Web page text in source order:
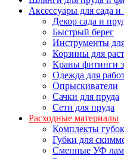
Аксессуары для сада и
Декор сада и
Быстрый берег
Инструменты
Корзины для
Краны фитинги
Одежда для
Опрыскиватели
Сачки для пруда
Сети для пруда
Расходные материалы
Комплекты
Губки для
Сменные УФ